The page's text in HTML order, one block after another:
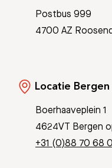
Postbus 999
4700 AZ
Locatie
Boerhaaveplein 1
4624VT Bergen
+31 (0)88 70 68